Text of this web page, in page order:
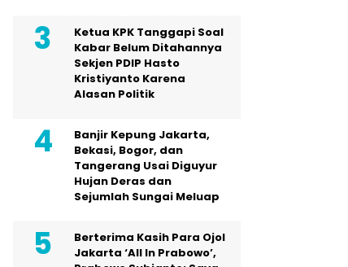
Ketua KPK Tanggapi Soal
Kabar Belum Ditahannya
Sekjen PDIP Hasto
Kristiyanto Karena
Alasan Politik
Banjir Kepung Jakarta,
Bekasi, Bogor, dan
Tangerang Usai Diguyur
Hujan Deras dan
Sejumlah Sungai Meluap
Berterima Kasih Para Ojol
Jakarta ‘All In Prabowo’,